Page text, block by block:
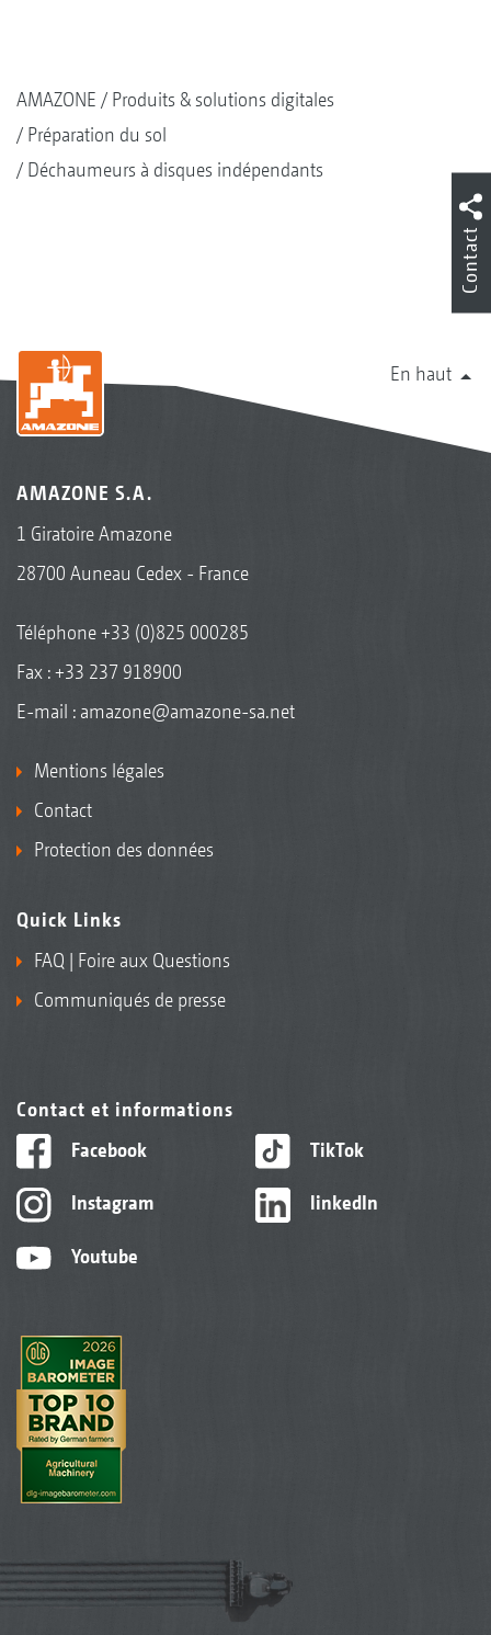
AMAZONE
Produits & solutions digitales
Préparation du sol
Déchaumeurs à disques indépendants
En haut
AMAZONE S.A.
1 Giratoire Amazone
28700 Auneau Cedex - France
Téléphone+33 (0)825 000285
Fax : +33 237 918900
E-mail : amazone@amazone-sa.net
Mentions légales
Contact
Protection des données
Quick Links
FAQ | Foire aux Questions
Communiqués de presse
Contact et informations
Facebook
Instagram
Youtube
TikTok
linkedIn
Contact